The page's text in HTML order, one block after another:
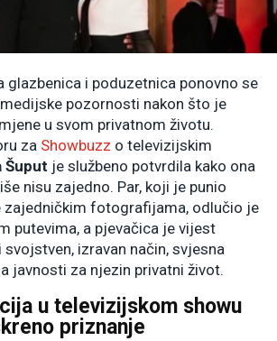
glazbenica i poduzetnica ponovno se
pozornosti nakon što je
u svom privatnom životu.
za Showbuzz o televizijskim
Šuput je službeno potvrdila kako ona
nisu zajedno. Par, koji je punio
zajedničkim fotografijama, odlučio je
putevima, a pjevačica je vijest
izravan način, svjesna
javnosti za njezin privatni život.
u televizijskom showu
priznanje